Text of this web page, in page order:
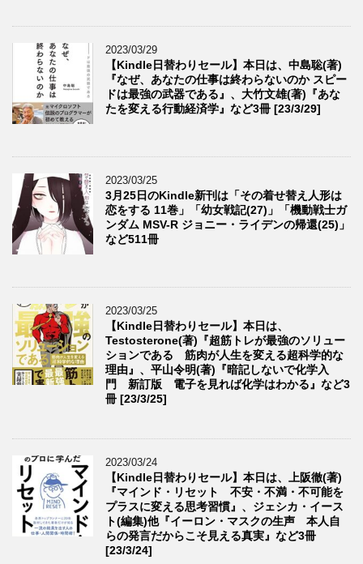
2023/03/29
【Kindle日替わりセール】本日は、中島聡(著)
『なぜ、あなたの仕事は終わらないのか スピー
ドは最強の武器である』、大竹文雄(著)『あな
たを変える行動経済学』など3冊 [23/3/29]
2023/03/25
3月25日のKindle新刊は「その着せ替え人形は
恋をする 11巻」「幼女戦記(27)」「機動戦士ガ
ンダム MSV-R ジョニー・ライデンの帰還(25)」
など511冊
2023/03/25
【Kindle日替わりセール】本日は、
Testosterone(著)『超筋トレが最強のソリュー
ションである 筋肉が人生を変える超科学的な
理由』、平山令明(著)『暗記しないで化学入
門 新訂版 電子を見れば化学はわかる』など3
冊 [23/3/25]
2023/03/24
【Kindle日替わりセール】本日は、上阪徹(著)
『マインド・リセット 不安・不満・不可能を
プラスに変える思考習慣』、ジェシカ・イース
ト(編集)他『イーロン・マスクの生声 本人自
らの発言だからこそ見える真実』など3冊
[23/3/24]